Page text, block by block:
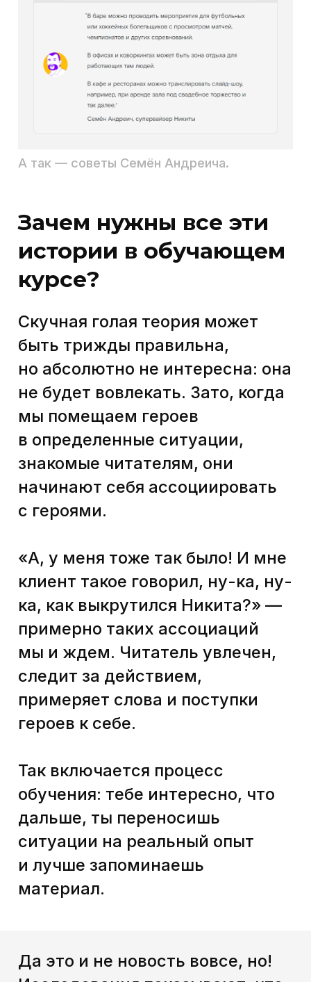
если наша обучающая
платформа не заточена под
такие форматы? Что если? Что
если? Что если…
Да, действительно. Всё так.
Несмотря на то что все люди
(это обосновано строением
у некоторых людей такая форма
подачи знаний будет вызывать
скепсис. Миллениалы плюс
история — сто раз да! А те, кто
постарше, на вымышленных
персонажей могут
отреагировать с недоверием:
«Как-то всё несерьезно, даже
не знаю, персонажи какие-то,
зачем на это время тратить,
вам вообще шашечки или
ехать?»
Не в каждом обучающем
целая история с героями.
Достаточно бывает и сеттинга.
героев, какое-то место
для сюжета, некоторый фрейм,
который мы задаем и который
помогает аудитории
структурировать информацию.
Даже если в нём нет героев.
где обучают давать обратную
связь.
— Лига наставников — место,
где можно стать наставником
для начинающих специалистов
и даже побороться за кубок
Лиги наставников.
— Бизнес-кэмп — онлайн-
лагерь для руководителей,
— Топ-академия — университет
для обучения лидеров и т. д.